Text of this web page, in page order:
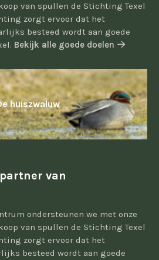
van spullen de Stichting Texel
zorgt ervoor dat het
besteed wordt aan goede
Bekijk alle goede doelen
huiszwaluw
van
ondersteunen we met onze
van spullen de Stichting Texel
zorgt ervoor dat het
besteed wordt aan goede